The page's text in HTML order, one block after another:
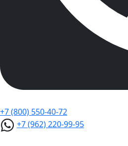
+7 (800) 550-40-72
+7 (962) 220-99-95